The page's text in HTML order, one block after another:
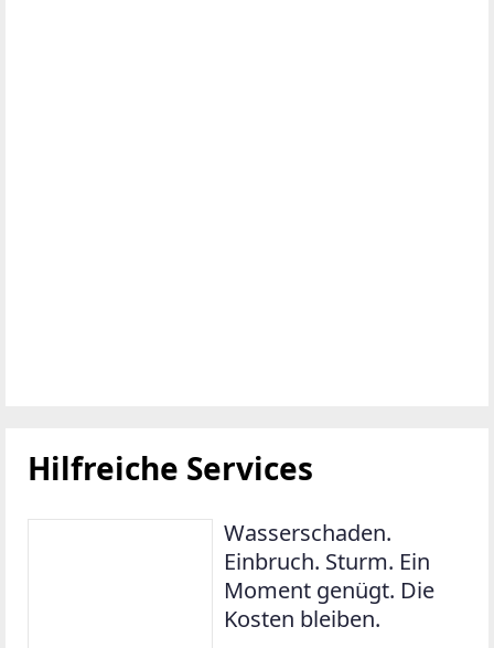
Hilfreiche Services
Wasserschaden.
Einbruch. Sturm. Ein
Moment genügt. Die
Kosten bleiben.